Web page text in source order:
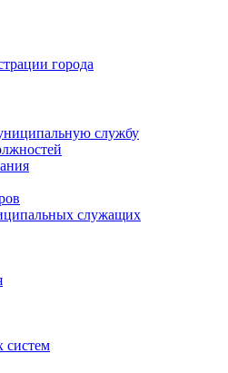
города
службу
служащих
систем